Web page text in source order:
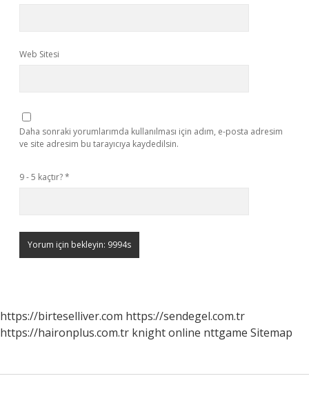
Web Sitesi
Daha sonraki yorumlarımda kullanılması için adım, e-posta adresim
ve site adresim bu tarayıcıya kaydedilsin.
9 - 5 kaçtır?*
https://birteselliver.com https://sendegel.com.tr
https://haironplus.com.tr knight online nttgame Sitemap